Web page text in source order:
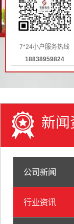
新闻
公司新闻
行业资讯
7*24小户服务热线
18838959824